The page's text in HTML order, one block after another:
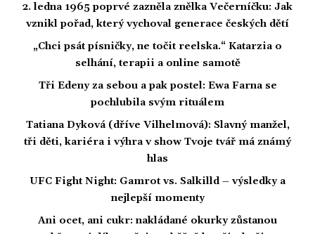
2. ledna 1965 poprvé zazněla znělka Večerníčku: Jak
vznikl pořad, který vychoval generace českých dětí
„Chci psát písničky, ne točit reelska.“ Katarzia o
selhání, terapii a online samotě
Tři Edeny za sebou a pak postel: Ewa Farna se
pochlubila svým rituálem
Tatiana Dyková (dříve Vilhelmová): Slavný manžel,
tři děti, kariéra i výhra v show Tvoje tvář má známý
hlas
UFC Fight Night: Gamrot vs. Salkilld – výsledky a
nejlepší momenty
Ani ocet, ani cukr: nakládané okurky zůstanou